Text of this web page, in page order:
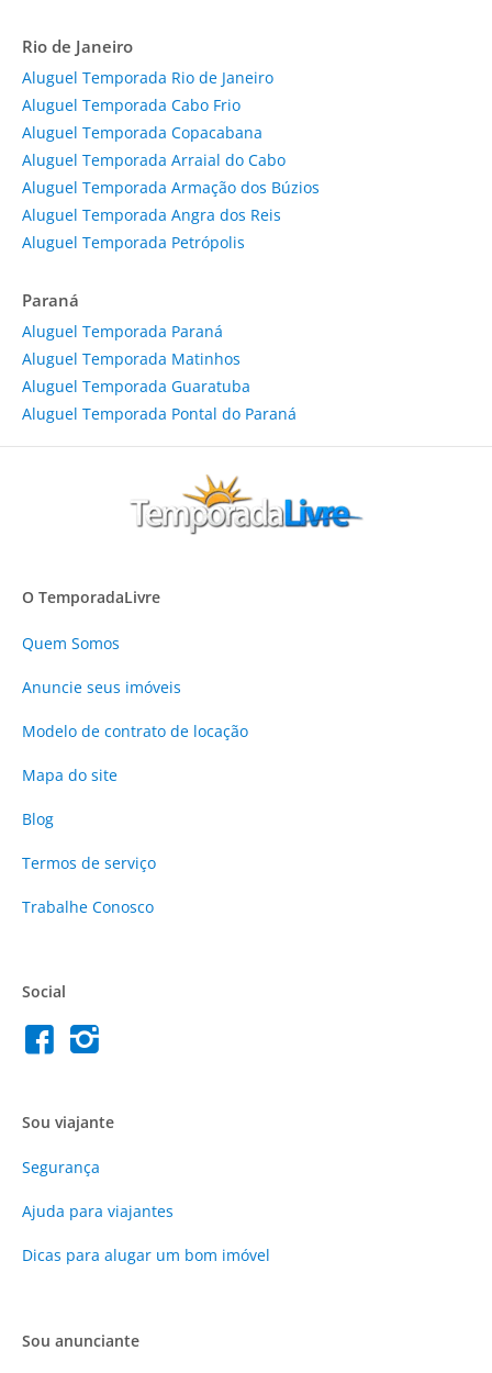
Rio de Janeiro
Aluguel Temporada Rio de Janeiro
Aluguel Temporada Cabo Frio
Aluguel Temporada Copacabana
Aluguel Temporada Arraial do Cabo
Aluguel Temporada Armação dos Búzios
Aluguel Temporada Angra dos Reis
Aluguel Temporada Petrópolis
Paraná
Aluguel Temporada Paraná
Aluguel Temporada Matinhos
Aluguel Temporada Guaratuba
Aluguel Temporada Pontal do Paraná
O TemporadaLivre
Quem Somos
Anuncie seus imóveis
Modelo de contrato de locação
Mapa do site
Blog
Termos de serviço
Trabalhe Conosco
Social
Sou viajante
Segurança
Ajuda para viajantes
Dicas para alugar um bom imóvel
Sou anunciante